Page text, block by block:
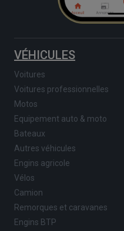
VÉHICULES
Voitures
Voitures professionnelles
Motos
Equipement auto & moto
Bateaux
Autres véhicules
Engins agricole
Vélos
Camion
Remorques et caravanes
Engins BTP